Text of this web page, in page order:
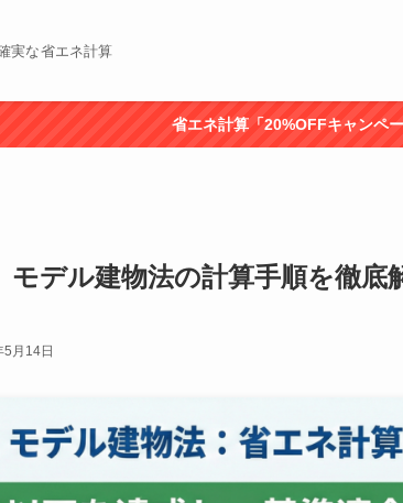
実な省エネ計算
省エネ計算「20%OFFキャンペ
モデル建物法の計算手順を徹
月14日